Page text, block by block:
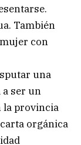
También
con
una
a ser un
la provincia
orgánica